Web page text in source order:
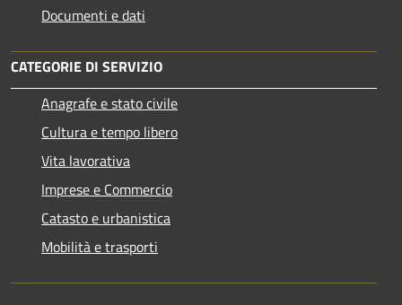
Documenti e dati
CATEGORIE DI SERVIZIO
Anagrafe e stato civile
Cultura e tempo libero
Vita lavorativa
Imprese e Commercio
Catasto e urbanistica
Mobilità e trasporti